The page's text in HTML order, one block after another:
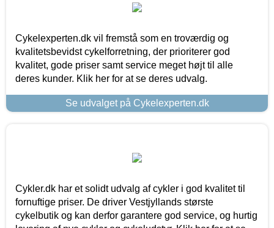
Cykelexperten.dk vil fremstå som en troværdig og
kvalitetsbevidst cykelforretning, der prioriterer god
kvalitet, gode priser samt service meget højt til alle
deres kunder. Klik her for at se deres udvalg.
Se udvalget på Cykelexperten.dk
Cykler.dk har et solidt udvalg af cykler i god kvalitet til
fornuftige priser. De driver Vestjyllands største
cykelbutik og kan derfor garantere god service, og hurtig